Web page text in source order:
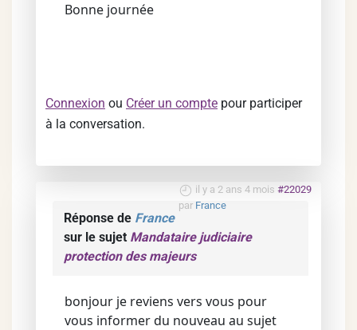
Bonne journée
Connexion ou Créer un compte pour participer
à la conversation.
il y a 2 ans 4 mois #22029
par France
Réponse de France
sur le sujet Mandataire judiciaire
protection des majeurs
bonjour je reviens vers vous pour
vous informer du nouveau au sujet